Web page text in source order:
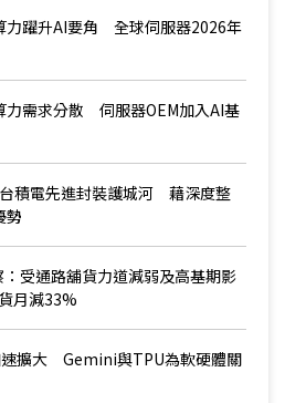
力躍升AI要角 全球伺服器2026年
力需求分散 伺服器OEM加入AI基
積電先進封裝護城河 藉深度整
勢
受通路舖貨力道減弱及高基期影
月減33%
擴大 Gemini與TPU為軟硬體關